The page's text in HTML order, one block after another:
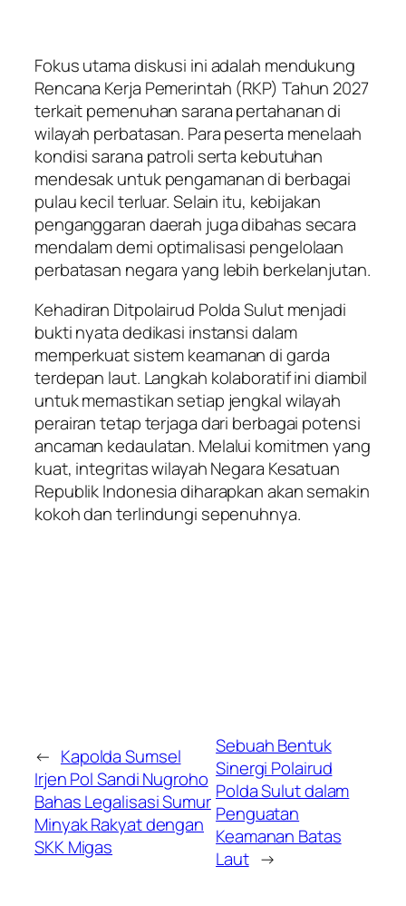
Fokus utama diskusi ini adalah mendukung
Rencana Kerja Pemerintah (RKP) Tahun 2027
terkait pemenuhan sarana pertahanan di
wilayah perbatasan. Para peserta menelaah
kondisi sarana patroli serta kebutuhan
mendesak untuk pengamanan di berbagai
pulau kecil terluar. Selain itu, kebijakan
penganggaran daerah juga dibahas secara
mendalam demi optimalisasi pengelolaan
perbatasan negara yang lebih berkelanjutan.
Kehadiran Ditpolairud Polda Sulut menjadi
bukti nyata dedikasi instansi dalam
memperkuat sistem keamanan di garda
terdepan laut. Langkah kolaboratif ini diambil
untuk memastikan setiap jengkal wilayah
perairan tetap terjaga dari berbagai potensi
ancaman kedaulatan. Melalui komitmen yang
kuat, integritas wilayah Negara Kesatuan
Republik Indonesia diharapkan akan semakin
kokoh dan terlindungi sepenuhnya.
← Kapolda Sumsel
Irjen Pol Sandi Nugroho
Bahas Legalisasi Sumur
Minyak Rakyat dengan
SKK Migas
Sebuah Bentuk
Sinergi Polairud
Polda Sulut dalam
Penguatan
Keamanan Batas
Laut →